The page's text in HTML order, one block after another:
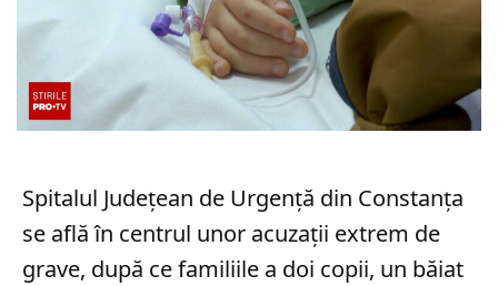
Spitalul Județean de Urgență din Constanța
se află în centrul unor acuzații extrem de
grave, după ce familiile a doi copii, un băiat